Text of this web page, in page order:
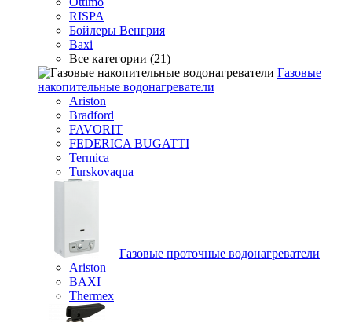
RISPA
Бойлеры Венгрия
Baxi
Все категории (21)
Газовые
накопительные водонагреватели
Ariston
Bradford
FAVORIT
FEDERICA BUGATTI
Termica
Turskovaqua
Газовые проточные водонагреватели
Ariston
BAXI
Thermex